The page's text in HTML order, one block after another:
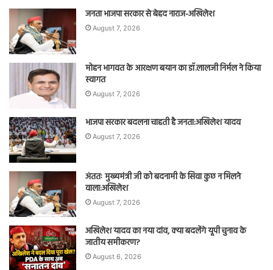
जनता भाजपा सरकार से बेहद नाराज-अखिलेश
August 7, 2026
मोहन भागवत के आरक्षण बयान का डॉ.लालजी निर्मल ने किया
स्वागत
August 7, 2026
भाजपा सरकार बदलना चाहती है जनता:अखिलेश यादव
August 7, 2026
अंततः मुख्यमंत्री जी को बदनामी के सिवा कुछ न मिलने
वाला:अखिलेश
August 7, 2026
अखिलेश यादव का नया दांव, क्या बदलेंगे यूपी चुनाव के
जातीय समीकरण?
August 6, 2026